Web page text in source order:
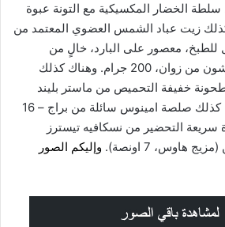
الخضار المكسيكية مع التونة عبوة
وهناك كذلك زيت عباد الشمس العضوي المعتمد من
أوف إيرث 500 مل للطبخ، معصور على البارد، خالٍ من
الهكسان. وكما كذلك لانشون من زوان، 200 جرام. وهناك كذلك
خفيفة التحميص من ماستر بليند
(علبة 26.5 اونصة). وكما كذلك صلصة امينوس سائلة من براج – 16
التحضير من نسكافيه تيسترز
هاوس، 7 اونصة).
وإليكم الصور